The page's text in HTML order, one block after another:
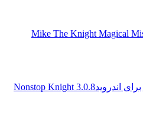
اندرویدNonstop Knight 3.0.8